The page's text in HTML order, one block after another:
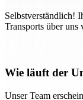
Selbstverständlich!
Transports über uns
Wie läuft der
Unser Team